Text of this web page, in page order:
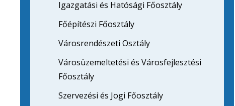
Igazgatási és Hatósági Főosztály
Főépítészi Főosztály
Városrendészeti Osztály
Városüzemeltetési és Városfejlesztési
Főosztály
Szervezési és Jogi Főosztály